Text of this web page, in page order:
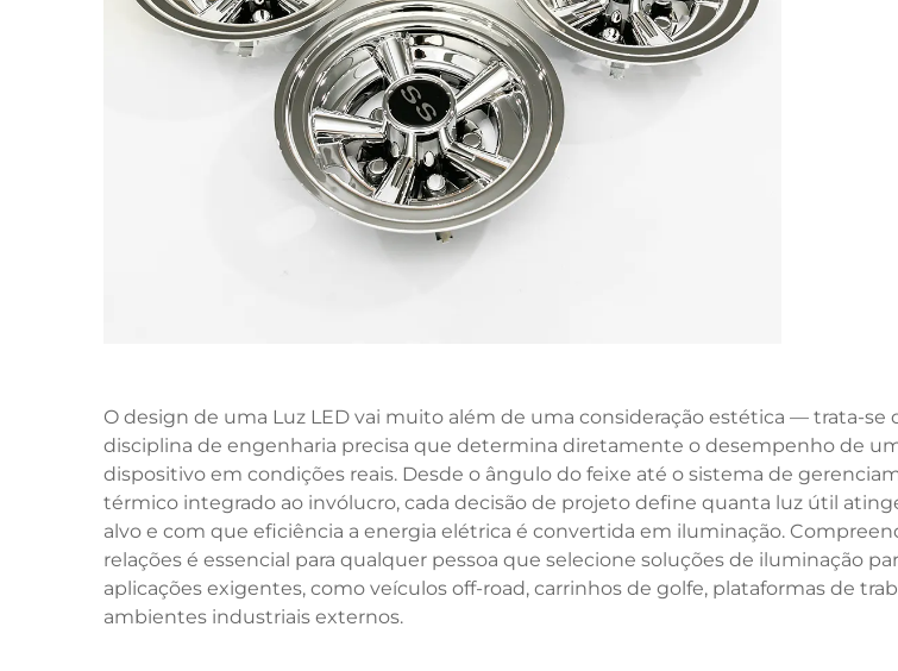
O design de uma Luz LED vai muito além de uma consideração estética — trata-se
disciplina de engenharia precisa que determina diretamente o desempenho de
dispositivo em condições reais. Desde o ângulo do feixe até o sistema de
térmico integrado ao invólucro, cada decisão de projeto define quanta luz útil
alvo e com que eficiência a energia elétrica é convertida em iluminação.
relações é essencial para qualquer pessoa que selecione soluções de iluminação
aplicações exigentes, como veículos off-road, carrinhos de golfe, plataformas de
ambientes industriais externos.